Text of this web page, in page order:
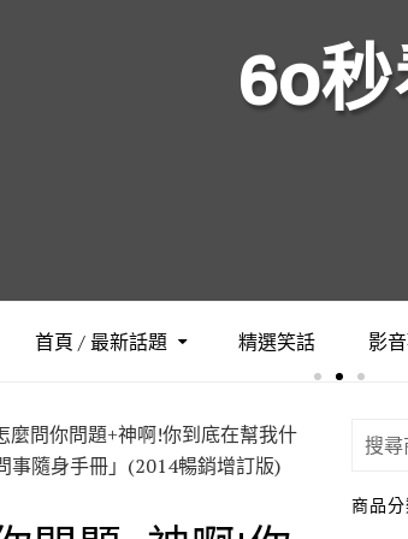
60
首頁 / 最新話題 精選笑話 影
麼問你問題+神啊!你到底在幫我什
事隨身手冊」(2014暢銷增訂版)
商品